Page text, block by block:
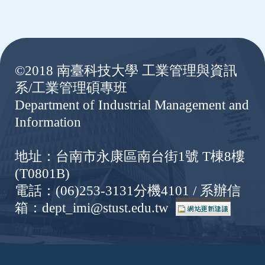
©2018 南臺科技大學 工業管理與資訊
系/工業管理碩專班
Department of Industrial Management and
Information
地址：台南市永康區南台街1號 T棟8樓
(T0801B)
電話：(06)253-3131分機4101 / 系辦信
箱：dept_imi@stust.edu.tw